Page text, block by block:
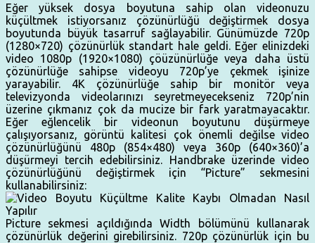
Eğer yüksek dosya boyutuna sahip olan videonuzu
küçültmek istiyorsanız çözünürlüğü değiştirmek dosya
boyutunda büyük tasarruf sağlayabilir. Günümüzde 720p
(1280×720) çözünürlük standart hale geldi. Eğer elinizdeki
video 1080p (1920×1080) çöüzünürlüğe veya daha üstü
çözünürlüğe sahipse videoyu 720p’ye çekmek işinize
yarayabilir. 4K çözünürlüğe sahip bir monitör veya
televizyonda videolarınızı seyretmeyecekseniz 720p’nin
üzerine çıkmanız çok da mucize bir fark yaratmayacaktır.
Eğer eğlencelik bir videonun boyutunu düşürmeye
çalışıyorsanız, görüntü kalitesi çok önemli değilse video
çözünürlüğünü 480p (854×480) veya 360p (640×360)’a
düşürmeyi tercih edebilirsiniz. Handbrake üzerinde video
çözünürlüğünü değiştirmek için “Picture” sekmesini
kullanabilirsiniz:
Picture sekmesi açıldığında Width bölümünü kullanarak
çözünürlük değerini girebilirsiniz. 720p çözünürlük için bu